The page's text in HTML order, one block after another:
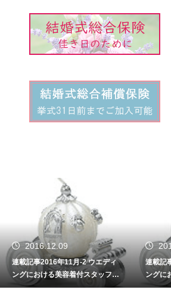
2016.12.09
連載記事2016年11月-1 ウエディ
ングにおける美容着付スタッフの
重要性